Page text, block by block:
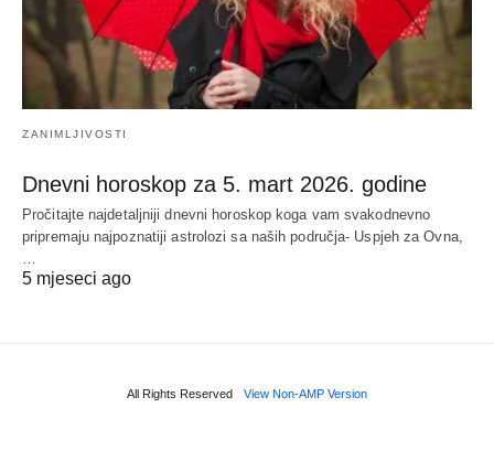
ZANIMLJIVOSTI
Dnevni horoskop za 5. mart 2026. godine
Pročitajte najdetaljniji dnevni horoskop koga vam svakodnevno
pripremaju najpoznatiji astrolozi sa naših područja- Uspjeh za Ovna,
…
5 mjeseci ago
All Rights Reserved View Non-AMP Version